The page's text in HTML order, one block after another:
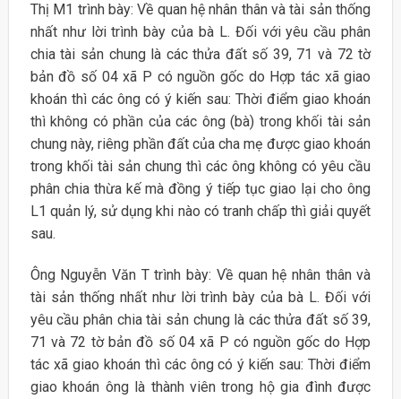
Thị M1 trình bày: Về quan hệ nhân thân và tài sản thống
nhất như lời trình bày của bà L. Đối với yêu cầu phân
chia tài sản chung là các thửa đất số 39, 71 và 72 tờ
bản đồ số 04 xã P có nguồn gốc do Hợp tác xã giao
khoán thì các ông có ý kiến sau: Thời điểm giao khoán
thì không có phần của các ông (bà) trong khối tài sản
chung này, riêng phần đất của cha mẹ được giao khoán
trong khối tài sản chung thì các ông không có yêu cầu
phân chia thừa kế mà đồng ý tiếp tục giao lại cho ông
L1 quản lý, sử dụng khi nào có tranh chấp thì giải quyết
sau.
Ông Nguyễn Văn T trình bày: Về quan hệ nhân thân và
tài sản thống nhất như lời trình bày của bà L. Đối với
yêu cầu phân chia tài sản chung là các thửa đất số 39,
71 và 72 tờ bản đồ số 04 xã P có nguồn gốc do Hợp
tác xã giao khoán thì các ông có ý kiến sau: Thời điểm
giao khoán ông là thành viên trong hộ gia đình được